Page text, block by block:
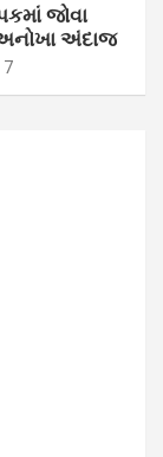
જોવા
અનોખા અંદાજ
7